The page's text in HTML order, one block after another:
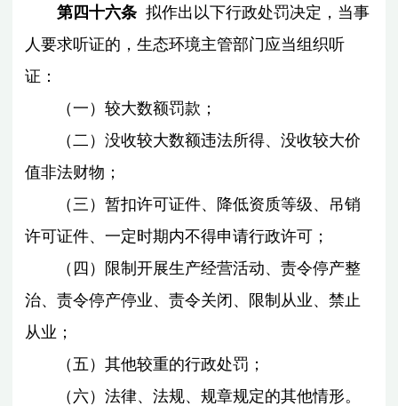
第四十六条 拟作出以下行政处罚决定，当事
人要求听证的，生态环境主管部门应当组织听
证：
（一）较大数额罚款；
（二）没收较大数额违法所得、没收较大价
值非法财物；
（三）暂扣许可证件、降低资质等级、吊销
许可证件、一定时期内不得申请行政许可；
（四）限制开展生产经营活动、责令停产整
治、责令停产停业、责令关闭、限制从业、禁止
从业；
（五）其他较重的行政处罚；
（六）法律、法规、规章规定的其他情形。